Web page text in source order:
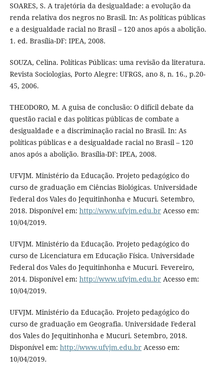
SOARES, S. A trajetória da desigualdade: a evolução da
renda relativa dos negros no Brasil. In: As políticas públicas
e a desigualdade racial no Brasil – 120 anos após a abolição.
1. ed. Brasília-DF: IPEA, 2008.
SOUZA, Celina. Políticas Públicas: uma revisão da literatura.
Revista Sociologias, Porto Alegre: UFRGS, ano 8, n. 16., p.20-
45, 2006.
THEODORO, M. A guisa de conclusão: O difícil debate da
questão racial e das políticas públicas de combate a
desigualdade e a discriminação racial no Brasil. In: As
políticas públicas e a desigualdade racial no Brasil – 120
anos após a abolição. Brasília-DF: IPEA, 2008.
UFVJM. Ministério da Educação. Projeto pedagógico do
curso de graduação em Ciências Biológicas. Universidade
Federal dos Vales do Jequitinhonha e Mucuri. Setembro,
2018. Disponível em: http://www.ufvjm.edu.brAcesso em:
10/04/2019.
UFVJM. Ministério da Educação. Projeto pedagógico do
curso de Licenciatura em Educação Física. Universidade
Federal dos Vales do Jequitinhonha e Mucuri. Fevereiro,
2014. Disponível em: http://www.ufvjm.edu.brAcesso em:
10/04/2019.
UFVJM. Ministério da Educação. Projeto pedagógico do
curso de graduação em Geografia. Universidade Federal
dos Vales do Jequitinhonha e Mucuri. Setembro, 2018.
Disponível em: http://www.ufvjm.edu.brAcesso em:
10/04/2019.